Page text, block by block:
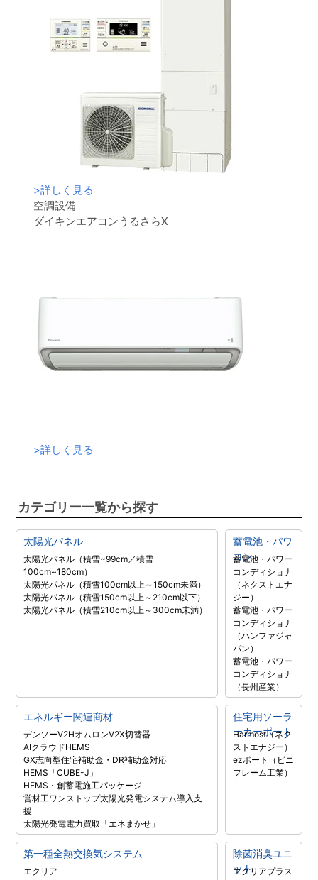
>詳しく見る
空調設備
ダイキンエアコンうるさらX
>詳しく見る
カテゴリー一覧から探す
太陽光パネル
太陽光パネル（積雪~99cm／積雪
100cm~180cm）
太陽光パネル（積雪100cm以上～150cm未満）
太陽光パネル（積雪150cm以上～210cm以下）
太陽光パネル（積雪210cm以上～300cm未満）
蓄電池・パワ
コン
蓄電池・パワー
コンディショナ
（ネクストエナ
ジー）
蓄電池・パワー
コンディショナ
（ハンファジャ
パン）
蓄電池・パワー
コンディショナ
（長州産業）
エネルギー関連商材
デンソーV2HオムロンV2X切替器
AIクラウドHEMS
GX志向型住宅補助金・DR補助金対応
HEMS「CUBE-J」
HEMS・創蓄電施工パッケージ
営材工ワンストップ太陽光発電システム導入支
援
太陽光発電電力買取「エネまかせ」
住宅用ソーラ
ーカーポート
Harmost（ネク
ストエナジー）
ezポート（ビニ
フレーム工業）
第一種全熱交換気システム
エクリア
除菌消臭ユニ
ット
エクリアプラス